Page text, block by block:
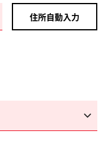
住所自動入力